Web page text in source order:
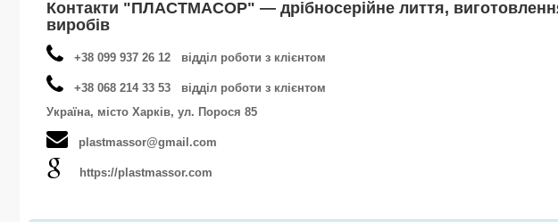
Контакти "ПЛАСТМАСОР" — дрібносерійне лиття,
виробів
+38 099 937 26 12 відділ роботи з клієнтом
+38 068 214 33 53 відділ роботи з клієнтом
Україна, місто Харків, ул. Порося 85
plastmassor@gmail.com
https://plastmassor.com